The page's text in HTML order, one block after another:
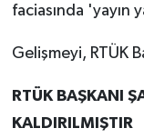
faciasında 'yayın
Gelişmeyi, RTÜK
RTÜK BAŞKANI
KALDIRILMIŞTIR